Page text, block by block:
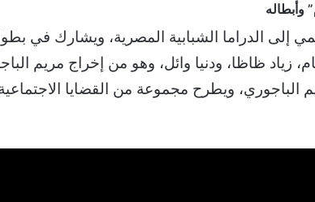
وأبطاله
إلى الدراما الشبابية المصرية، ويشارك في
زياد ظاظا، ودنيا وائل، وهو من إخراج مريم
الباجوري، ويطرح مجموعة من القضايا